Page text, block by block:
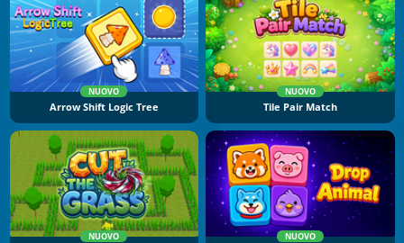
NUOVO
Arrow Shift Logic Tree
NUOVO
Tile Pair Match
NUOVO NUOVO